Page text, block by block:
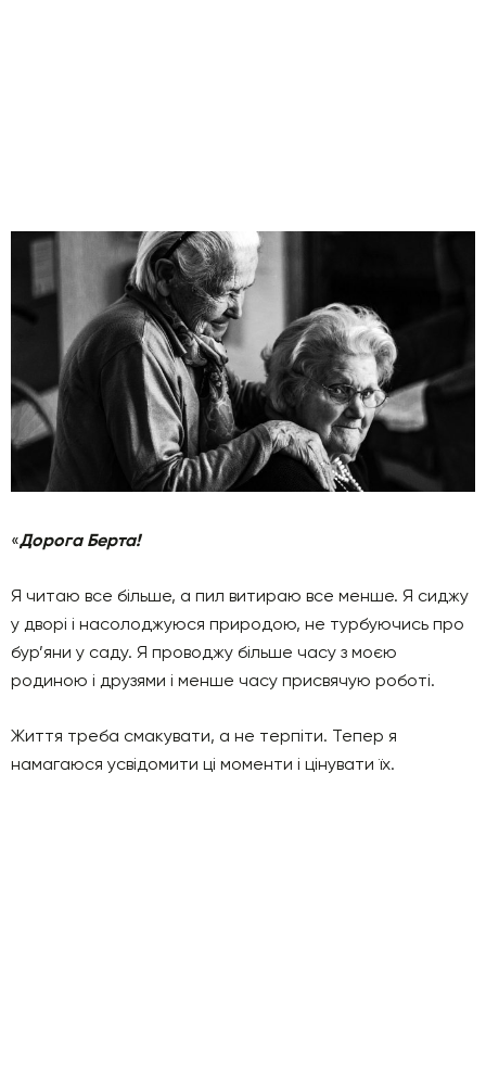
«Дорога Берта!
Я читаю все більше, а пил витираю все менше. Я сиджу
у дворі і насолоджуюся природою, не турбуючись про
бур’яни у саду. Я проводжу більше часу з моєю
родиною і друзями і менше часу присвячую роботі.
Життя треба смакувати, а не терпіти. Тепер я
намагаюся усвідомити ці моменти і цінувати їх.